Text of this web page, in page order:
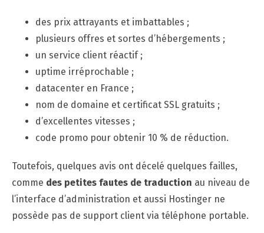
des prix attrayants et imbattables ;
plusieurs offres et sortes d’hébergements ;
un service client réactif ;
uptime irréprochable ;
datacenter en France ;
nom de domaine et certificat SSL gratuits ;
d’excellentes vitesses ;
code promo pour obtenir 10 % de réduction.
Toutefois, quelques avis ont décelé quelques failles,
comme des petites fautes de traduction au niveau de
l’interface d’administration et aussi Hostinger ne
possède pas de support client via téléphone portable.